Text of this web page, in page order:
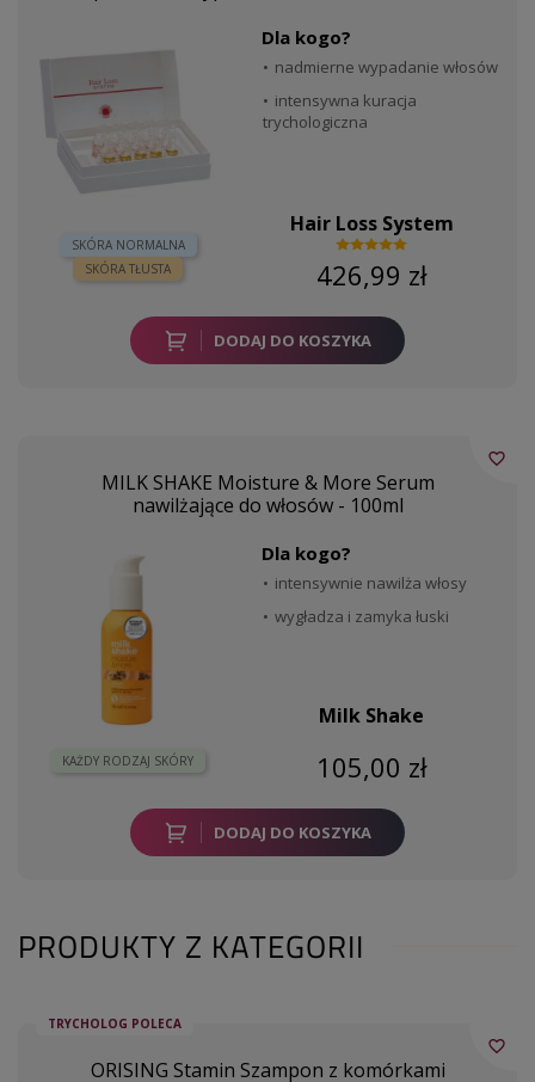
SKÓRA NORMALNA
SKÓRA TŁUSTA
Dla kogo?
nadmierne wypadanie włosów
intensywna kuracja
trychologiczna
Hair Loss System
426,99 zł
DODAJ DO KOSZYKA
MILK SHAKE Moisture & More Serum
nawilżające do włosów - 100ml
KAŻDY RODZAJ SKÓRY
Dla kogo?
intensywnie nawilża włosy
wygładza i zamyka łuski
Milk Shake
105,00 zł
DODAJ DO KOSZYKA
favorite_border
PRODUKTY Z KATEGORII
TRYCHOLOG POLECA
ORISING Stamin Szampon z komórkami
favorite_border